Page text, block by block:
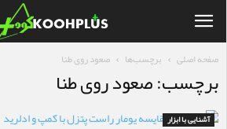
صفحه اصلی برچسب‌ها صعود روی طنا
برچسب: صعود روی طنا
آشنایی با ابزار